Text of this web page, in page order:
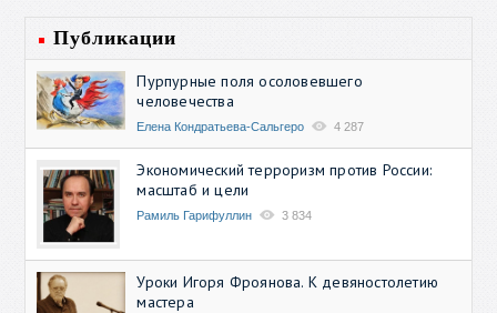
Публикации
Пурпурные поля осоловевшего
человечества
Елена Кондратьева-Сальгеро 4 287
Экономический терроризм против России:
масштаб и цели
Рамиль Гарифуллин 3 834
Уроки Игоря Фроянова. К девяностолетию
мастера